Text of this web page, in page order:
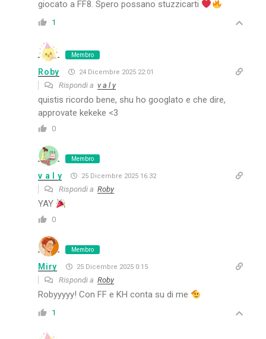
giocato a FF8. Spero possano stuzzicarti
1
Membro
Roby 24 Dicembre 2025 22:01
Rispondi av a l y
quistis ricordo bene, shu ho googlato e che dire,
approvate kekeke <3
0
Membro
v a l y 25 Dicembre 2025 16:32
Rispondi aRoby
YAY
0
Membro
Miry 25 Dicembre 2025 0:15
Rispondi aRoby
Robyyyyy! Con FF e KH conta su di me
1